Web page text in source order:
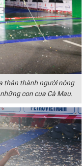
thân thành người nông
con cua Cà Mau.